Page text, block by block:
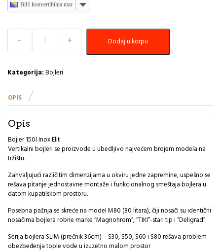
BiH konvertibilna marka
Bojler
150l
Inox
količina
Dodaj u korpu
Kategorija:Bojleri
OPIS
Opis
Bojler 150l Inox Elit
Vertikalni bojleri se proizvode u ubedljivo najvećem brojem modela na
tržištu.
Zahvaljujući različitim dimenzijama u okviru jedne zapremine, uspešno se
rešava pitanje jednostavne montaže i funkcionalnog smeštaja bojlera u
datom kupatilskom prostoru.
Posebna pažnja se skreće na model M80 (80 litara), čiji nosači su identični
nosačima bojlera robne marke “Magnohrom”, “TIKI”-stari tip i “Deligrad”.
Serija bojlera SLIM (prečnik 36cm) – S30, S50, S60 i S80 rešava problem
obezbeđenja tople vode u izuzetno malom prostor